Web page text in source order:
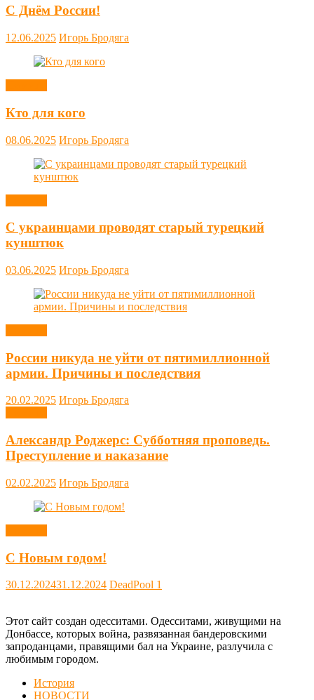
С Днём России!
12.06.2025 Игорь Бродяга
Кто для кого
08.06.2025 Игорь Бродяга
С украинцами проводят старый турецкий
кунштюк
03.06.2025 Игорь Бродяга
России никуда не уйти от пятимиллионной
армии. Причины и последствия
20.02.2025 Игорь Бродяга
Александр Роджерс: Субботняя проповедь.
Преступление и наказание
02.02.2025 Игорь Бродяга
С Новым годом!
30.12.202431.12.2024 DeadPool 1
Этот сайт создан одесситами. Одесситами, живущими на
Донбассе, которых война, развязанная бандеровскими
запроданцами, правящими бал на Украине, разлучила с
любимым городом.
История
НОВОСТИ